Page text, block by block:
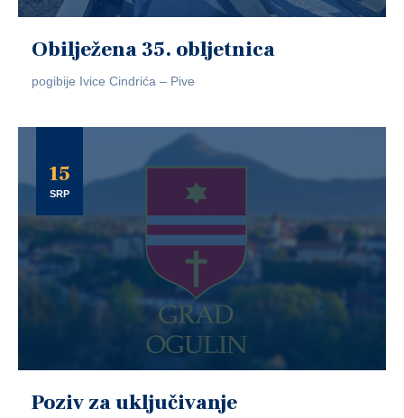
Obilježena 35. obljetnica
pogibije Ivice Cindrića – Pive
15
SRP
Poziv za uključivanje